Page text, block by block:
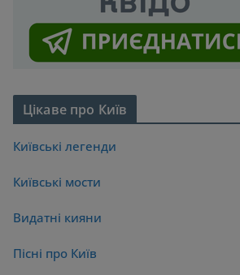
Цікаве про Київ
Київські легенди
Київські мости
Видатні кияни
Пісні про Київ